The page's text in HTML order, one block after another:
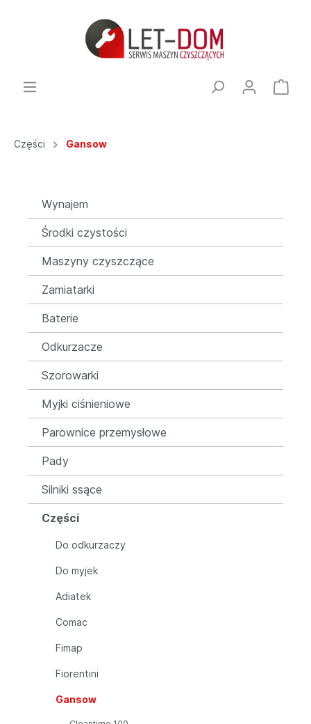
Części Gansow
Wynajem
Środki czystości
Maszyny czyszczące
Zamiatarki
Baterie
Odkurzacze
Szorowarki
Myjki ciśnieniowe
Parownice przemysłowe
Pady
Silniki ssące
Części
Do odkurzaczy
Do myjek
Adiatek
Comac
Fimap
Fiorentini
Gansow